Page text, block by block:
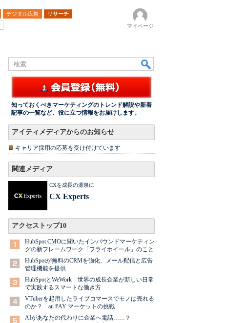
デジタル広告
リサーチ
マイページ
知っておくべきマーケティングのトレンド解説や新着
記事の一覧など、役に立つ情報をお届けします。
アイティメディアからのお知らせ
キャリア採用の応募を受け付けています
関連メディア
CXを成長の源泉に
CX Experts
アクセストップ10
HubSpot CMOに聞いたインバウンドマーケティン
グの新フレームワーク「フライホイール」のこと
HubSpotが無料のCRMを強化、メール配信と広告
管理機能を提供
HubSpotとWeWork 世界の成長企業が新しい日常
で実践するスマートな働き方
VTuberを起用したライブコマースでモノは売れる
のか？ au PAY マーケットの挑戦
AIがあなたの代わりに企業へ電話……？